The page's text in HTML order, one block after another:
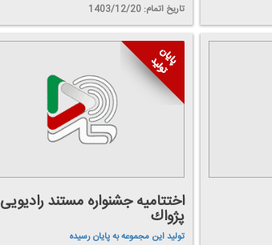
تاریخ اتمام: 1403/12/20
اختتامیه جشنواره مستند رادیویی
پژواك
تولید این مجموعه به پایان رسیده